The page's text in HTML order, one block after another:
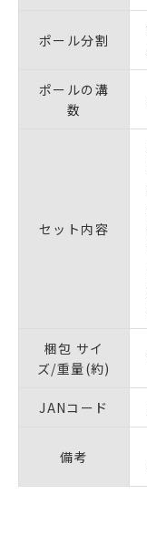
ポール分割
ポールの溝
数
セット内容
梱包 サイ
ズ/重量(約)
JANコード
備考